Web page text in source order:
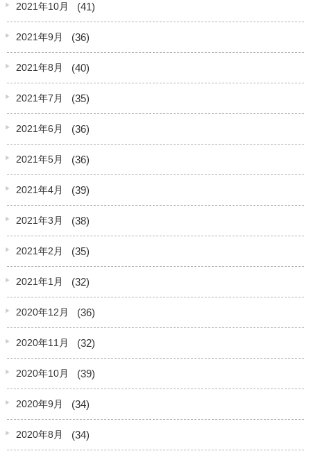
2021年10月 (41)
2021年9月 (36)
2021年8月 (40)
2021年7月 (35)
2021年6月 (36)
2021年5月 (36)
2021年4月 (39)
2021年3月 (38)
2021年2月 (35)
2021年1月 (32)
2020年12月 (36)
2020年11月 (32)
2020年10月 (39)
2020年9月 (34)
2020年8月 (34)